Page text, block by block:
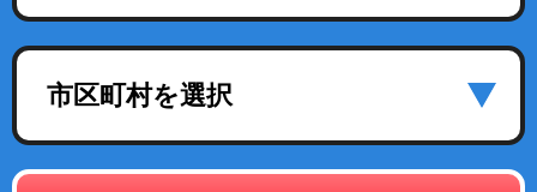
市区町村を選択